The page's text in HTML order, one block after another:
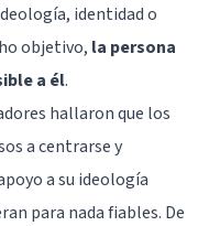
identidad o
objetivo, la persona
a él.
hallaron que los
a centrarse y
a su ideología
para nada fiables. De